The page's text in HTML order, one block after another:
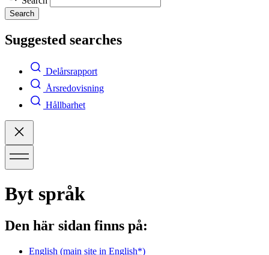
Search
Suggested searches
Delårsrapport
Årsredovisning
Hållbarhet
Byt språk
Den här sidan finns på:
English (main site in English*)